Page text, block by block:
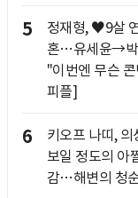
5
정재형, ♥9살
혼…유세윤→박
"이번엔 무슨
피플]
6
키오프 나띠, 의
보일 정도의 아
감…해변의 청